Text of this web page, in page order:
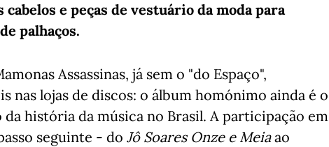
e peças de vestuário da moda para
palhaços.
Assassinas, já sem o "do Espaço",
nas lojas de discos: o álbum homónimo ainda é o
história da música no Brasil. A participação em
seguinte - do Jô Soares Onze e Meiaao